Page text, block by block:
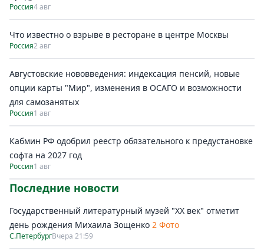
Россия4 авг
Что известно о взрыве в ресторане в центре Москвы
Россия2 авг
Августовские нововведения: индексация пенсий, новые
опции карты "Мир", изменения в ОСАГО и возможности
для самозанятых
Россия1 авг
Кабмин РФ одобрил реестр обязательного к предустановке
софта на 2027 год
Россия1 авг
Последние новости
Государственный литературный музей "ХХ век" отметит
день рождения Михаила Зощенко 2 Фото
С.ПетербургВчера 21:59